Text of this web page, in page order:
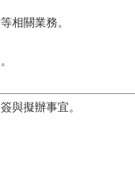
相關業務。
與擬辦事宜。